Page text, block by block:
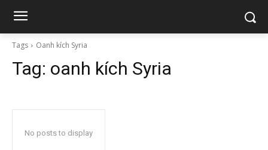
Tags Oanh kích Syria
Tag: oanh kích Syria
No posts to display